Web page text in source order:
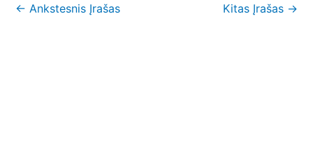
← Ankstesnis Įrašas Kitas Įrašas →